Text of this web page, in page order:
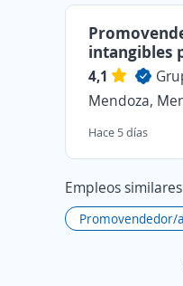
intangibles
4,1
Mendoza,
Hace 5 días
Empleos similares
Promovendedor/a